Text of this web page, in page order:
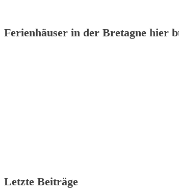
Ferienhäuser in der Bretagne hier
Letzte Beiträge